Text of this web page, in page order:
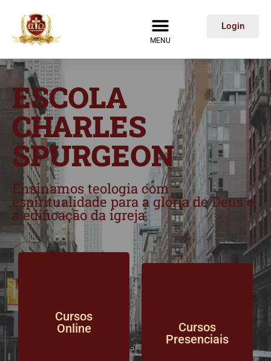
MENU
Login
ESCOLA
CHARLES
SPURGEON
Ensinamos teologia com
espiritualidade para a glória de Deus e
a edificação da igreja.
Cursos
Online
Cursos
Presenciais